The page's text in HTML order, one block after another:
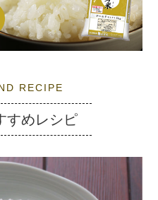
RECIPE
すめレシピ